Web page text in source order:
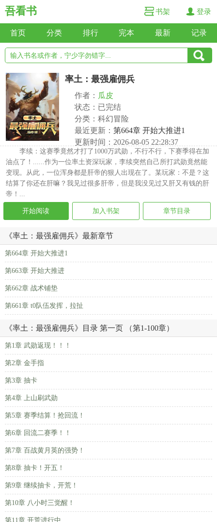
吾看书 书架 登录
首页 分类 排行 完本 最新 记录
率土：最强雇佣兵
作者： 瓜皮
状态：已完结
分类：科幻冒险
最近更新： 第664章 开始大推进1
更新时间：2026-08-05 22:28:37
李续：这赛季竟然才打了1000万武勋，不行不行，下赛季得在加
油点了！......作为一位率土资深玩家，李续突然自己所打武勋竟然能
变现。从此，一位浑身都是肝帝的狠人出现在了。某玩家：不是？这
结算了你还在肝嘛？我见过很多肝帝，但是我没见过又肝又有钱的肝
帝！...
开始阅读 加入书架 章节目录
《率土：最强雇佣兵》最新章节
第664章 开始大推进1
第663章 开始大推进
第662章 战术铺垫
第661章 t0队伍发挥，拉扯
《率土：最强雇佣兵》目录 第一页 （第1-100章）
第1章 武勋返现！！！
第2章 金手指
第3章 抽卡
第4章 上山刷武勋
第5章 赛季结算！抢回流！
第6章 回流二赛季！！
第7章 百战黄月英的强势！
第8章 抽卡！开五！
第9章 继续抽卡，开荒！
第10章 八小时三觉醒！
第11章 开荒进行中